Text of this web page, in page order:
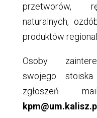
przetworów,
naturalnych,
produktów
Osoby
swojego
zgłoszeń